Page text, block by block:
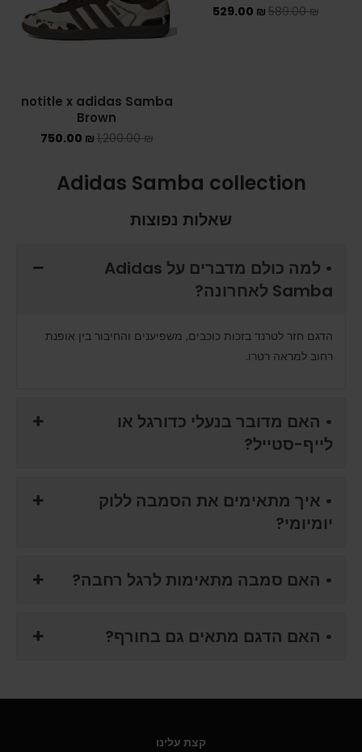
589.00₪
529.00 ₪
notitle x adidas Samba
Brown
1,200.00₪
750.00 ₪
Adidas Samba collection
שאלות נפוצות
• למה כולם מדברים על Adidas
Samba לאחרונה?
הדגם חזר לטרנד בזכות כוכבים, משפיענים והחיבור בין אופנת
רחוב למראה רטרו.
• האם מדובר בנעלי כדורגל או
לייף-סטייל?
• איך מתאימים את הסמבה ללוק
יומיומי?
• האם סמבה מתאימות לרגל רחבה?
• האם הדגם מתאים גם בחורף?
קצת עלינו